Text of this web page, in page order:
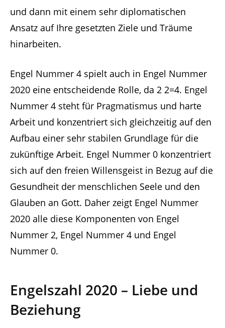
und dann mit einem sehr diplomatischen
Ansatz auf Ihre gesetzten Ziele und Träume
hinarbeiten.
Engel Nummer 4 spielt auch in Engel Nummer
2020 eine entscheidende Rolle, da 2 2=4. Engel
Nummer 4 steht für Pragmatismus und harte
Arbeit und konzentriert sich gleichzeitig auf den
Aufbau einer sehr stabilen Grundlage für die
zukünftige Arbeit. Engel Nummer 0 konzentriert
sich auf den freien Willensgeist in Bezug auf die
Gesundheit der menschlichen Seele und den
Glauben an Gott. Daher zeigt Engel Nummer
2020 alle diese Komponenten von Engel
Nummer 2, Engel Nummer 4 und Engel
Nummer 0.
Engelszahl 2020 – Liebe und
Beziehung